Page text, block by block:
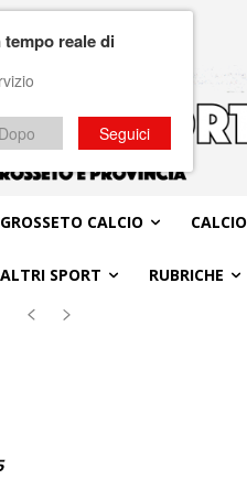
GROSSETO CALCIO CALCIO
ALTRI SPORT RUBRICHE
reale di
Dopo Seguici